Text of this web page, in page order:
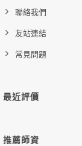
聯絡我們
友站連結
常見問題
最近評價
推薦師資